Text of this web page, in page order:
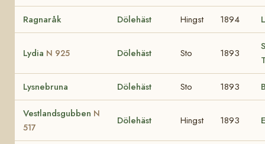
Ragnaråk Dölehäst Hingst 1894
Lydia N 925 Dölehäst Sto 1893
Lysnebruna Dölehäst Sto 1893
Vestlandsgubben N
517
Dölehäst Hingst 1893